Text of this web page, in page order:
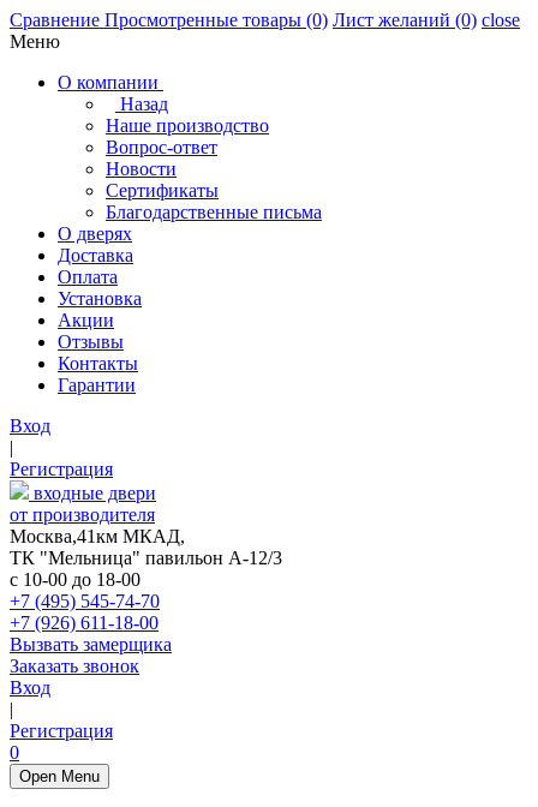
Сравнение Просмотренные товары (0) Лист желаний (0) close
Меню
О компании
Назад
Наше производство
Вопрос-ответ
Новости
Сертификаты
Благодарственные письма
О дверях
Доставка
Оплата
Установка
Акции
Отзывы
Контакты
Гарантии
Вход
|
Регистрация
входные двери
от производителя
Москва,41км МКАД,
ТК "Мельница" павильон А-12/3
с 10-00 до 18-00
+7 (495) 545-74-70
+7 (926) 611-18-00
Вызвать замерщика
Заказать звонок
Вход
|
Регистрация
0
Open Menu